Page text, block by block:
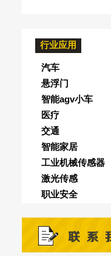
行业应用
汽车
悬浮门
智能agv小车
医疗
交通
智能家居
工业机械传感器
激光传感
职业安全